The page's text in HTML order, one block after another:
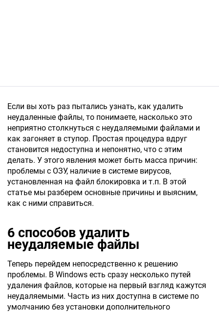
Если вы хоть раз пытались узнать, как удалить
неудаленные файлы, то понимаете, насколько это
неприятно столкнуться с неудаляемыми файлами и
как загоняет в ступор. Простая процедура вдруг
становится недоступна и непонятно, что с этим
делать. У этого явления может быть масса причин:
проблемы с ОЗУ, наличие в системе вирусов,
установленная на файл блокировка и т.п. В этой
статье мы разберем основные причины и выясним,
как с ними справиться.
6 способов удалить
неудаляемые файлы
Теперь перейдем непосредственно к решению
проблемы. В Windows есть сразу несколько путей
удаления файлов, которые на первый взгляд кажутся
неудаляемыми. Часть из них доступна в системе по
умолчанию без установки дополнительного